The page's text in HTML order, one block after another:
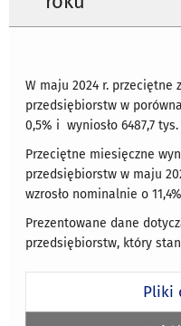
W maju 2024 r. przeciętne
przedsiębiorstw w
0,5% i wyniosło 6487,7
Przeciętne miesięczne
przedsiębiorstw w maju
wzrosło nominalnie o
Prezentowane dane
przedsiębiorstw, który
Pliki